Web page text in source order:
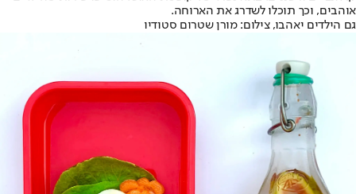
אוהבים, וכך תוכלו לשדרג את הארוחה.
גם הילדים יאהבו, צילום: מורן שטרום סטודיו